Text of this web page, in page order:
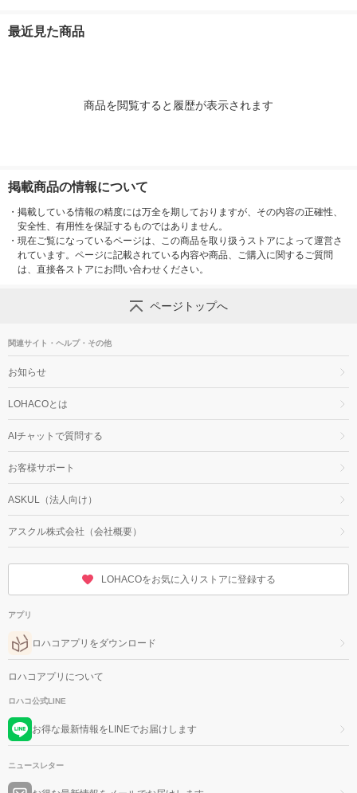
最近見た商品
商品を閲覧すると履歴が表示されます
掲載商品の情報について
・ 掲載している情報の精度には万全を期しておりますが、その内容の正確性、
安全性、有用性を保証するものではありません。
・ 現在ご覧になっているページは、この商品を取り扱うストアによって運営さ
れています。ページに記載されている内容や商品、ご購入に関するご質問
は、直接各ストアにお問い合わせください。
ページトップへ
関連サイト・ヘルプ・その他
お知らせ
LOHACOとは
AIチャットで質問する
お客様サポート
ASKUL（法人向け）
アスクル株式会社（会社概要）
LOHACOをお気に入りストアに登録する
アプリ
ロハコアプリをダウンロード
ロハコアプリについて
ロハコ公式LINE
お得な最新情報をLINEでお届けします
ニュースレター